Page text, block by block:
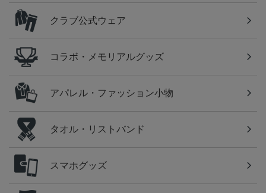
クラブ公式ウェア
コラボ・メモリアルグッズ
アパレル・ファッション小物
タオル・リストバンド
スマホグッズ